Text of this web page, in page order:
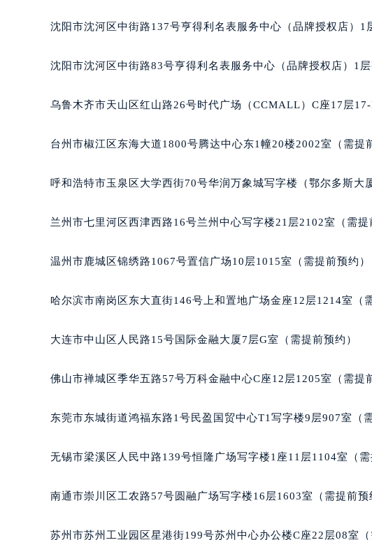
辽宁省本溪市平山区胜利路格拉苏蒂售后服务中
辽宁省丹东市振兴区七经街格拉苏蒂售后服务中
辽宁省阜新市海州区解放大街格拉苏蒂售后服务
辽宁省锦州市古塔区中央大街格拉苏蒂售后服务
辽宁省盘锦市兴隆台区石油大街格拉苏蒂售后服
辽宁省营口市站前区市府路与渤海大街交叉口格
辽宁省沈阳市沈河区中街路83号亨得利名表维修
北京市东城区东长安街1号王府井东方广场W3座
内蒙古自治区阿拉善盟市左旗土尔扈特大街格拉
内蒙古自治区包头市青山区幸福路甲3号王府井
内蒙古自治区鄂尔多斯市东胜区伊金霍洛街格拉
内蒙古自治区通辽市科尔沁区明仁大街格拉苏蒂
内蒙古自治区乌兰察布市集宁区恩和大街格拉苏
内蒙古自治区兴安盟市乌兰浩特市兴安大街格拉
沈阳市沈河区中街路137号亨得利名表服务中心（品牌授权店）1
沈阳市沈河区中街路83号亨得利名表服务中心（品牌授权店）1层
乌鲁木齐市天山区红山路26号时代广场（CCMALL）C座17层17-
台州市椒江区东海大道1800号腾达中心东1幢20楼2002室（需提
呼和浩特市玉泉区大学西街70号华润万象城写字楼（鄂尔多斯大
兰州市七里河区西津西路16号兰州中心写字楼21层2102室（需提
温州市鹿城区锦绣路1067号置信广场10层1015室（需提前预约）
哈尔滨市南岗区东大直街146号上和置地广场金座12层1214室（
大连市中山区人民路15号国际金融大厦7层G室（需提前预约）
佛山市禅城区季华五路57号万科金融中心C座12层1205室（需提
东莞市东城街道鸿福东路1号民盈国贸中心T1写字楼9层907室（
无锡市梁溪区人民中路139号恒隆广场写字楼1座11层1104室（需
南通市崇川区工农路57号圆融广场写字楼16层1603室（需提前预
苏州市苏州工业园区星港街199号苏州中心办公楼C座22层08室（